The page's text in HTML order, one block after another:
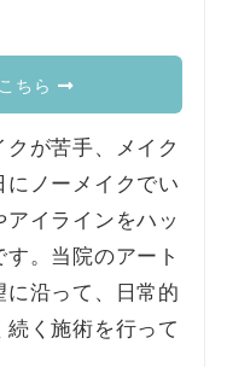
ちら
が苦手、メイク
にノーメイクでい
イラインをハッ
。当院のアート
に沿って、日常的
く施術を行って